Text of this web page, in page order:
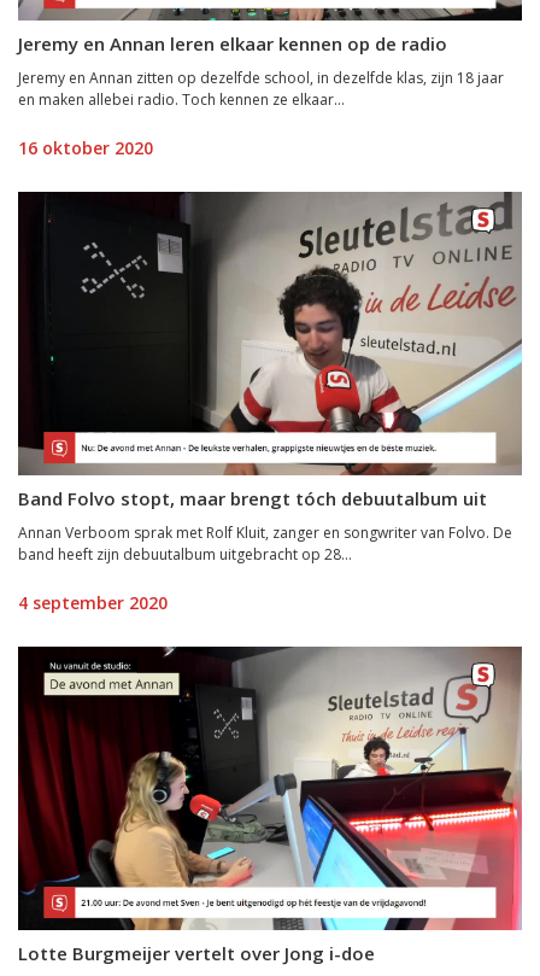
Jeremy en Annan leren elkaar kennen op de radio
Jeremy en Annan zitten op dezelfde school, in dezelfde klas, zijn 18 jaar
en maken allebei radio. Toch kennen ze elkaar...
16 oktober 2020
Band Folvo stopt, maar brengt tóch debuutalbum uit
Annan Verboom sprak met Rolf Kluit, zanger en songwriter van Folvo. De
band heeft zijn debuutalbum uitgebracht op 28...
4 september 2020
Lotte Burgmeijer vertelt over Jong i-doe